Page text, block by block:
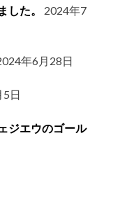
した。
2024年7
年6月28日
5日
ジエウのゴール